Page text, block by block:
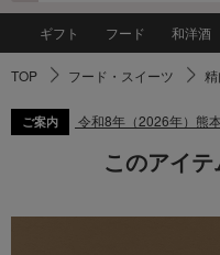
ギフト フード 和洋酒
TOP フード・スイーツ
ご案内 令和8年（2026年）熊
このアイ